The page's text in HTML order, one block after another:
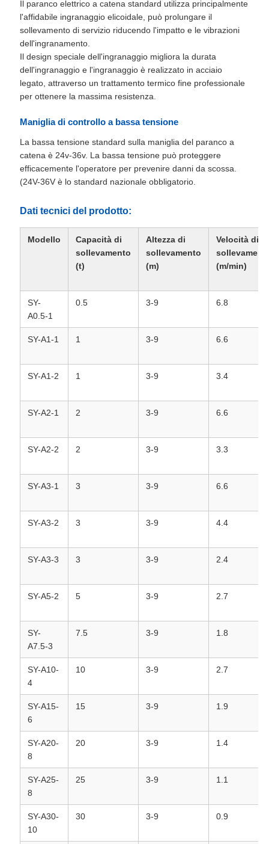
Il paranco elettrico a catena standard utilizza principalmente
l'affidabile ingranaggio elicoidale, può prolungare il
sollevamento di servizio riducendo l'impatto e le vibrazioni
dell'ingranamento.
Il design speciale dell'ingranaggio migliora la durata
dell'ingranaggio e l'ingranaggio è realizzato in acciaio
legato, attraverso un trattamento termico fine professionale
per ottenere la massima resistenza.
Maniglia di controllo a bassa tensione
La bassa tensione standard sulla maniglia del paranco a
catena è 24v-36v. La bassa tensione può proteggere
efficacemente l'operatore per prevenire danni da scossa.
(24V-36V è lo standard nazionale obbligatorio.
Dati tecnici del prodotto:
Modello
Capacità di
sollevamento
(t)
Altezza di
sollevamento
(m)
Velocità di
(m/min)
SY-
A0.5-1
0.5 3-9 6.8
SY-A1-1 1 3-9 6.6
SY-A1-2 1 3-9 3.4
SY-A2-1 2 3-9 6.6
SY-A2-2 2 3-9 3.3
SY-A3-1 3 3-9 6.6
SY-A3-2 3 3-9 4.4
SY-A3-3 3 3-9 2.4
SY-A5-2 5 3-9 2.7
SY-
A7.5-3
7.5 3-9 1.8
SY-A10-
4
10 3-9 2.7
SY-A15-
6
15 3-9 1.9
SY-A20-
8
20 3-9 1.4
SY-A25-
8
25 3-9 1.1
SY-A30-
10
30 3-9 0.9